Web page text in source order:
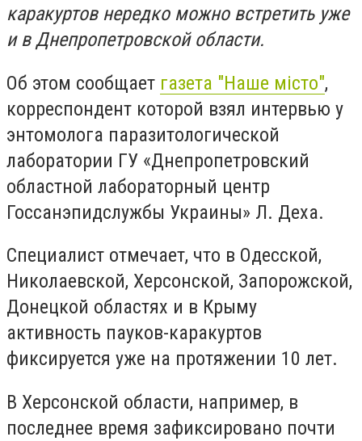
каракуртов нередко можно встретить уже
и в Днепропетровской области.
Об этом сообщает газета "Наше місто",
корреспондент которой взял интервью у
энтомолога паразитологической
лаборатории ГУ «Днепропетровский
областной лабораторный центр
Госсанэпидслужбы Украины» Л. Деха.
Специалист отмечает, что в Одесской,
Николаевской, Херсонской, Запорожской,
Донецкой областях и в Крыму
активность пауков-каракуртов
фиксируется уже на протяжении 10 лет.
В Херсонской области, например, в
последнее время зафиксировано почти